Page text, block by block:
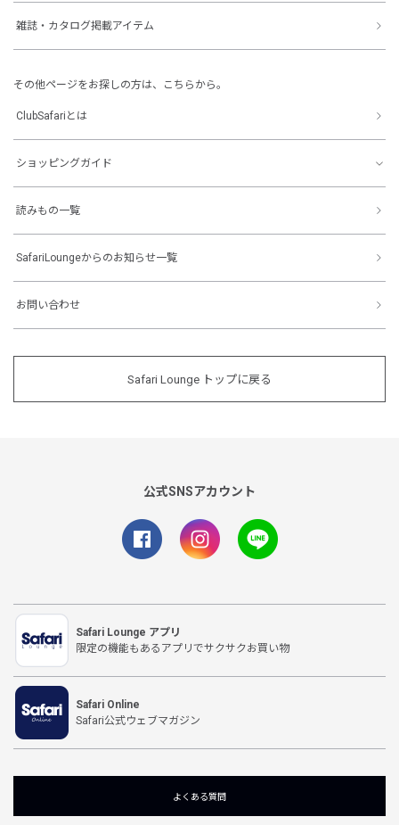
雑誌・カタログ掲載アイテム
その他ページをお探しの方は、こちらから。
ClubSafariとは
ショッピングガイド
読みもの一覧
SafariLoungeからのお知らせ一覧
お問い合わせ
Safari Lounge トップに戻る
公式SNSアカウント
Safari Lounge アプリ
限定の機能もあるアプリでサクサクお買い物
Safari Online
Safari公式ウェブマガジン
よくある質問